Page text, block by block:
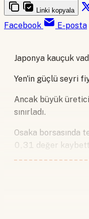
Linki kopyala
Facebook
E-posta
Japonya kauçuk
Yen'in güçlü seyri
Ancak büyük
sınırladı.
Osaka borsasında
0,31 değer